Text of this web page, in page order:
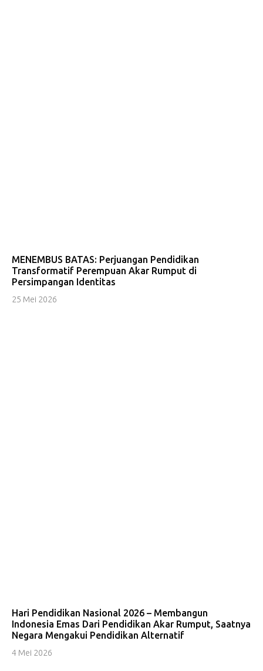
MENEMBUS BATAS: Perjuangan Pendidikan
Transformatif Perempuan Akar Rumput di
Persimpangan Identitas
25 Mei 2026
Hari Pendidikan Nasional 2026 – Membangun
Indonesia Emas Dari Pendidikan Akar Rumput, Saatnya
Negara Mengakui Pendidikan Alternatif
4 Mei 2026